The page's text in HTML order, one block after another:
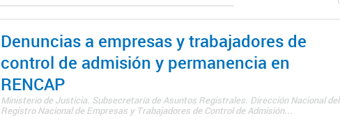
Denuncias a empresas y trabajadores de
control de admisión y permanencia en
RENCAP
Ministerio de Justicia. Subsecretaría de Asuntos Registrales. Dirección Nacional del
Registro Nacional de Empresas y Trabajadores de Control de Admisión...